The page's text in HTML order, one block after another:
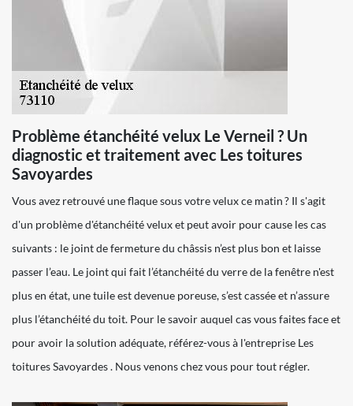
Problème étanchéité velux Le Verneil ? Un
diagnostic et traitement avec Les toitures
Savoyardes
Vous avez retrouvé une flaque sous votre velux ce matin ? Il s'agit
d'un problème d'étanchéité velux et peut avoir pour cause les cas
suivants : le joint de fermeture du châssis n’est plus bon et laisse
passer l’eau. Le joint qui fait l’étanchéité du verre de la fenêtre n'est
plus en état, une tuile est devenue poreuse, s’est cassée et n’assure
plus l’étanchéité du toit. Pour le savoir auquel cas vous faites face et
pour avoir la solution adéquate, référez-vous à l'entreprise Les
toitures Savoyardes . Nous venons chez vous pour tout régler.